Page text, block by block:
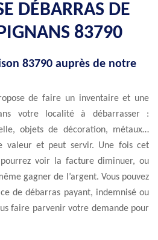
DÉBARRAS DE
83790
83790 auprès de notre
de faire un inventaire et une
votre localité à débarrasser :
objets de décoration, métaux…
valeur et peut servir. Une fois cet
voir la facture diminuer, ou
gagner de l’argent. Vous pouvez
de débarras payant, indemnisé ou
faire parvenir votre demande pour